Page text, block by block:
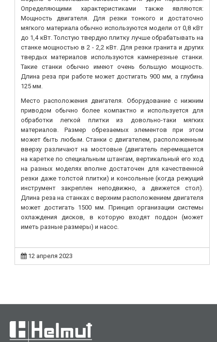
Определяющими характеристиками также являются:
Мощность двигателя. Для резки тонкого и достаточно
мягкого материала обычно используются модели от 0,8 кВт
до 1,4 кВт. Толстую твердую плитку лучше обрабатывать на
станке мощностью в 2 - 2,2 кВт. Для резки гранита и других
твердых материалов используются камнерезные станки.
Такие станки обычно имеют очень большую мощность.
Длина реза при работе может достигать 900 мм, а глубина
125 мм.
Место расположения двигателя. Оборудование с нижним
приводом обычно более компактно и используется для
обработки легкой плитки из довольно-таки мягких
материалов. Размер обрезаемых элементов при этом
может быть любым. Станки с двигателем, расположенным
вверху различают на мостовые (двигатель перемещается
на каретке по специальным штангам, вертикальный его ход
на разных моделях вполне достаточен для качественной
резки даже толстой плитки) и консольные (когда режущий
инструмент закреплен неподвижно, а движется стол).
Длина реза на станках с верхним расположением двигателя
может достигать 1500 мм. Принцип организации системы
охлаждения дисков, в которую входят поддон (может
иметь разные размеры) и насос.
12 апреля 2023